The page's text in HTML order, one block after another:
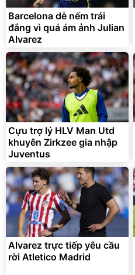
Bạt phủ xe ô tô cao cấp,
tráng nhôm 03 lớp
392.000đ
325.000đ
Đã bán nhiều
Barcelona dễ nếm trái
đắng vì quá ám ảnh Julian
Alvarez
Cựu trợ lý HLV Man Utd
khuyên Zirkzee gia nhập
Juventus
Alvarez trực tiếp yêu cầu
rời Atletico Madrid